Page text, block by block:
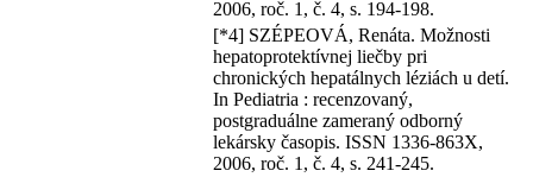
2006, roč. 1, č. 4, s. 194-198.
[*4] SZÉPEOVÁ, Renáta. Možnosti
hepatoprotektívnej liečby pri
chronických hepatálnych léziách u detí.
In Pediatria : recenzovaný,
postgraduálne zameraný odborný
lekársky časopis. ISSN 1336-863X,
2006, roč. 1, č. 4, s. 241-245.